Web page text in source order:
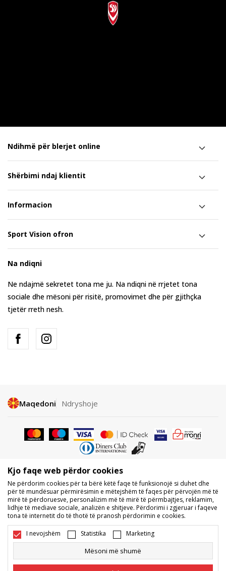
Ndihmë për blerjet online
Shërbimi ndaj klientit
Informacion
Sport Vision ofron
Na ndiqni
Ne ndajmë sekretet tona me ju. Na ndiqni në rrjetet tona
sociale dhe mësoni për risitë, promovimet dhe për gjithçka
tjetër rreth nesh.
Maqedoni Ndryshoje
Nuk lejohet shkarkimi ose përdorimi i përmbajtjes nga faqet e internetit
të BDS.MK, pjesërisht ose tërësisht, dhe i referohet logove, markave
tregtare, përmbajtjes komerciale, as caktimi i tyre palëve të treta,
publikimi i tyre publikisht ose përdorimi i tyre për ndonjë për qëllime, pa
pëlqimin me shkrim të BDS.MK DOOEL.
Ne përpiqemi të jemi sa më të saktë në përshkrimin e produktit, foton
dhe vetë çmimin, por nuk mund të garantojmë që të gjitha informacionet
të jenë të plota dhe pa gabime. Të gjitha produktet e shfaqura në faqe
janë pjesë e ofertës sonë, por nuk kuptohet që ato duhet të jenë të
disponueshme gjatë gjithë kohës. Disponueshmërinë e produkteve mund
ta kontrolloni edhe në numrin e telefonit 02 3055 222.
Kjo faqe web përdor cookies
Ne përdorim cookies për ta bërë këtë faqe të funksionojë si duhet dhe
për të mundësuar përmirësimin e mëtejshëm të faqes për përvojën më të
mirë të përdoruesve, personalizim më të mirë të përmbajtjes, reklamim,
lidhje të mediave sociale, analizën e shitjeve. Përdorimi i zgjeruar i faqeve
tona të internetit do të thotë të pranosh përdorimin e cookies.
I nevojshëm Statistika Marketing
Mësoni më shumë